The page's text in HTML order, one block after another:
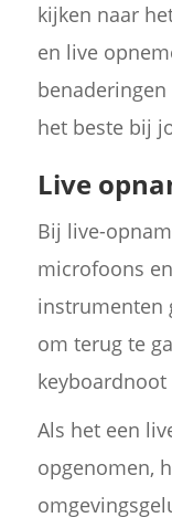
kijken naar
en live
het beste bij
Live
Bij live-
microfoons
instrumenten
om terug te
Als het een
opgenomen,